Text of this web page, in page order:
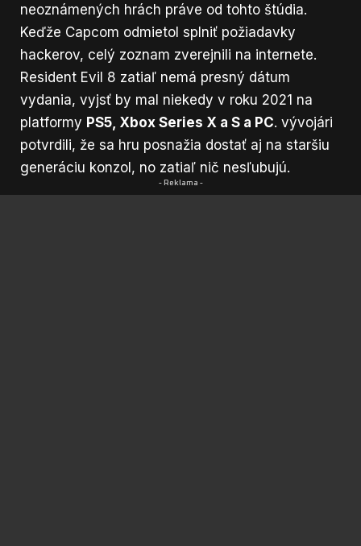
neoznámených hrách práve od tohto štúdia.
Keďže Capcom odmietol splniť požiadavky
hackerov, celý zoznam zverejnili na internete.
Resident Evil 8 zatiaľ nemá presný dátum
vydania, vyjsť by mal niekedy v roku 2021 na
platformy PS5, Xbox Series X a S a PC. vývojári
potvrdili, že sa hru posnažia dostať aj na staršiu
generáciu konzol, no zatiaľ nič nesľubujú.
- Reklama -